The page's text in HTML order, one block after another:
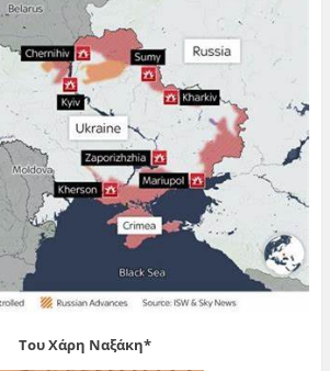
Του Χάρη Ναξάκη*